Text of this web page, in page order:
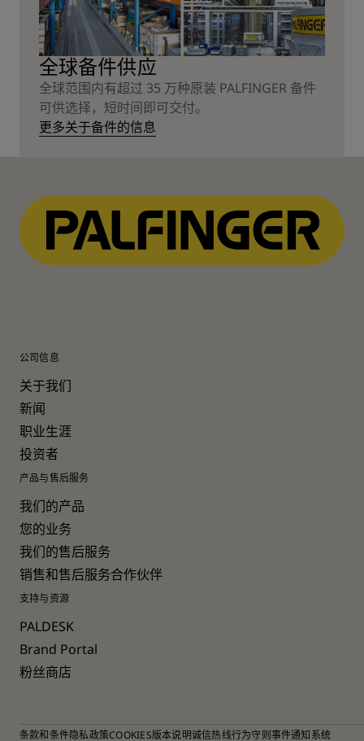
全球备件供应
全球范围内有超过 35 万种原装 PALFINGER 备件
可供选择，短时间即可交付。
更多关于备件的信息
公司信息
关于我们
新闻
职业生涯
投资者
产品与售后服务
我们的产品
您的业务
我们的售后服务
销售和售后服务合作伙伴
支持与资源
PALDESK
Brand Portal
粉丝商店
条款和条件隐私政策COOKIES版本说明诚信热线行为守则事件通知系统